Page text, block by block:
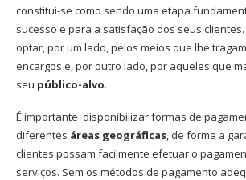
constitui-se como sendo uma etapa
sucesso e para a satisfação dos seus
optar, por um lado, pelos meios que lhe
encargos e, por outro lado, por aqueles que
seu público-alvo.
É importante disponibilizar formas de
diferentes áreas geográficas, de forma a
clientes possam facilmente efetuar o
serviços. Sem os métodos de pagamento